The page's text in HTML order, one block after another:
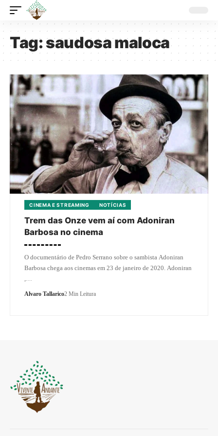
Tag:saudosa maloca
CINEMA E STREAMING NOTÍCIAS
Trem das Onze vem aí com Adoniran
Barbosa no cinema
O documentário de Pedro Serrano sobre o sambista Adoniran
Barbosa chega aos cinemas em 23 de janeiro de 2020. Adoniran
Alvaro Tallarico2 Min Leitura